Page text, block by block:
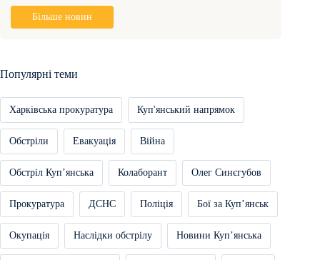
Більше новин
Популярні теми
Харківська прокуратура Куп'янський напрямок
Обстріли Евакуація Війна
Обстріл Купʼянська Колаборант Олег Синєгубов
Прокуратура ДСНС Поліція Бої за Купʼянськ
Окупація Наслідки обстрілу Новини Купʼянська